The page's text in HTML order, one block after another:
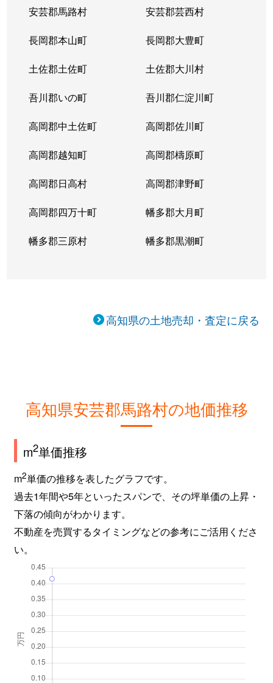
安芸郡馬路村 安芸郡芸西村
長岡郡本山町 長岡郡大豊町
土佐郡土佐町 土佐郡大川村
吾川郡いの町 吾川郡仁淀川町
高岡郡中土佐町 高岡郡佐川町
高岡郡越知町 高岡郡檮原町
高岡郡日高村 高岡郡津野町
高岡郡四万十町 幡多郡大月町
幡多郡三原村 幡多郡黒潮町
高知県の土地売却・査定に戻る
高知県安芸郡馬路村の地価推移
m2単価推移
m2単価の推移を表したグラフです。
過去1年間や5年といったスパンで、その坪単価の上昇・
下落の傾向がわかります。
不動産を売買するタイミングなどの参考にご活用くださ
い。